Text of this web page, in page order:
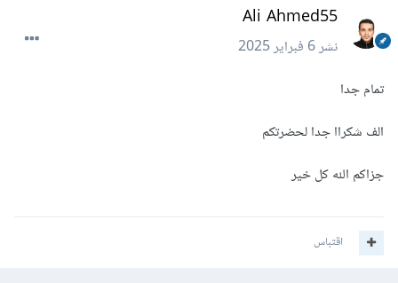
Ali Ahmed55
نشر6 فبراير 2025
تمام جدا
الف شكراا جدا لحضرتكم
جزاكم الله كل خير
اقتباس